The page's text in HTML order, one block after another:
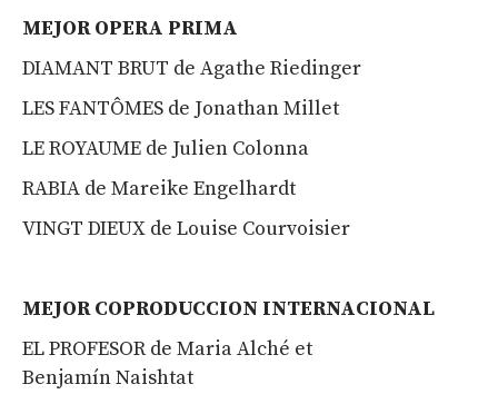
MEJOR OPERA PRIMA
DIAMANT BRUT de Agathe Riedinger
LES FANTÔMES de Jonathan Millet
LE ROYAUME de Julien Colonna
RABIA de Mareike Engelhardt
VINGT DIEUX de Louise Courvoisier
MEJOR COPRODUCCION INTERNACIONAL
EL PROFESOR de Maria Alché et
Benjamín Naishtat